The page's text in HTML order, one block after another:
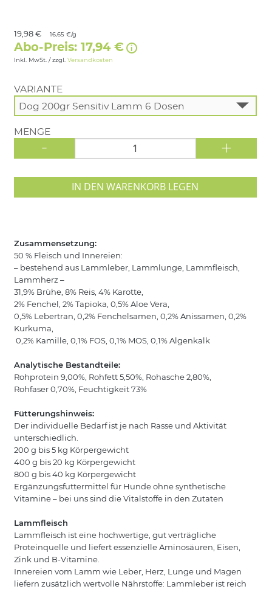
19,98 € 16,65 €/g
Abo-Preis: 17,94 €
Inkl. MwSt. / zzgl. Versandkosten
VARIANTE
MENGE
- +
IN DEN WARENKORB LEGEN
Zusammensetzung:
50 % Fleisch und Innereien:
– bestehend aus Lammleber, Lammlunge, Lammfleisch,
Lammherz –
31,9% Brühe, 8% Reis, 4% Karotte,
2% Fenchel, 2% Tapioka, 0,5% Aloe Vera,
0,5% Lebertran, 0,2% Fenchelsamen, 0,2% Anissamen, 0,2%
Kurkuma,
0,2% Kamille, 0,1% FOS, 0,1% MOS, 0,1% Algenkalk
Analytische Bestandteile:
Rohprotein 9,00%, Rohfett 5,50%, Rohasche 2,80%,
Rohfaser 0,70%, Feuchtigkeit 73%
Fütterungshinweis:
Der individuelle Bedarf ist je nach Rasse und Aktivität
unterschiedlich.
200 g bis 5 kg Körpergewicht
400 g bis 20 kg Körpergewicht
800 g bis 40 kg Körpergewicht
Ergänzungsfuttermittel für Hunde ohne synthetische
Vitamine – bei uns sind die Vitalstoffe in den Zutaten
Lammfleisch
Lammfleisch ist eine hochwertige, gut verträgliche
Proteinquelle und liefert essenzielle Aminosäuren, Eisen,
Zink und B-Vitamine.
Innereien vom Lamm wie Leber, Herz, Lunge und Magen
liefern zusätzlich wertvolle Nährstoffe: Lammleber ist reich